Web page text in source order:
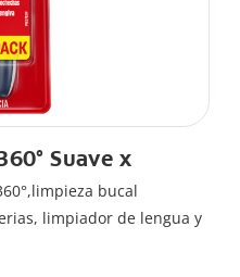
Suave x
bucal
limpiador de lengua y